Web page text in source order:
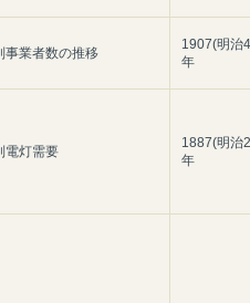
事業者数の推移
1907(明治
年
電灯需要
1887(明治
年